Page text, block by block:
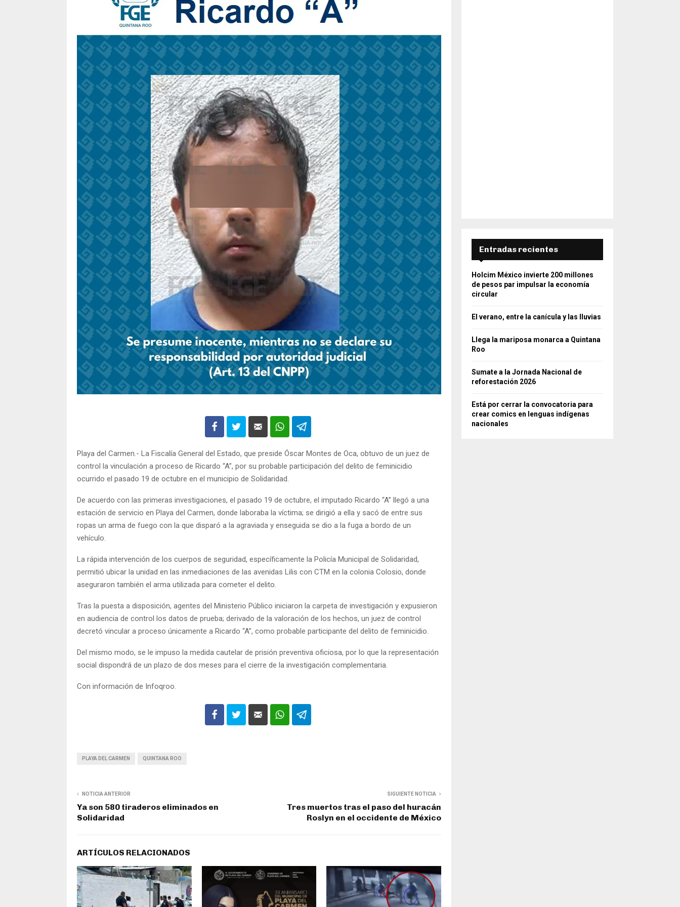
Playa del Carmen.- La Fiscalía General del Estado, que preside Óscar Montes de Oca, obtuvo de un juez de
control la vinculación a proceso de Ricardo “A”, por su probable participación del delito de feminicidio
ocurrido el pasado 19 de octubre en el municipio de Solidaridad.
De acuerdo con las primeras investigaciones, el pasado 19 de octubre, el imputado Ricardo “A” llegó a una
estación de servicio en Playa del Carmen, donde laboraba la víctima; se dirigió a ella y sacó de entre sus
ropas un arma de fuego con la que disparó a la agraviada y enseguida se dio a la fuga a bordo de un
vehículo.
La rápida intervención de los cuerpos de seguridad, específicamente la Policía Municipal de Solidaridad,
permitió ubicar la unidad en las inmediaciones de las avenidas Lilis con CTM en la colonia Colosio, donde
aseguraron también el arma utilizada para cometer el delito.
Tras la puesta a disposición, agentes del Ministerio Público iniciaron la carpeta de investigación y expusieron
en audiencia de control los datos de prueba; derivado de la valoración de los hechos, un juez de control
decretó vincular a proceso únicamente a Ricardo “A”, como probable participante del delito de feminicidio.
Del mismo modo, se le impuso la medida cautelar de prisión preventiva oficiosa, por lo que la representación
social dispondrá de un plazo de dos meses para el cierre de la investigación complementaria.
Con información de Infoqroo.
PLAYA DEL CARMEN QUINTANA ROO
NOTICIA ANTERIOR
Ya son 580 tiraderos eliminados en
Solidaridad
SIGUIENTE NOTICIA
Tres muertos tras el paso del huracán
Roslyn en el occidente de México
ARTÍCULOS RELACIONADOS
Entradas recientes
Holcim México invierte 200 millones
de pesos par impulsar la economía
circular
El verano, entre la canícula y las lluvias
Llega la mariposa monarca a Quintana
Roo
Sumate a la Jornada Nacional de
reforestación 2026
Está por cerrar la convocatoria para
crear comics en lenguas indígenas
nacionales